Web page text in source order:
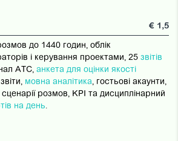
€ 1,5
до 1440 годин, облік
і керування проектами, 25 звітів
АТС, анкета для оцінки якості
мовна аналітика, гостьові акаунти,
сценарії розмов, KPI та дисциплінарний
на день.